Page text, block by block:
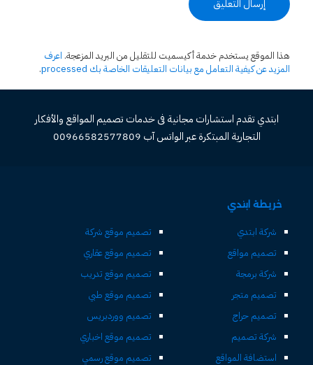
هذا الموقع يستخدم خدمة أكيسميت للتقليل من البريد المزعجة. اعرف
المزيد عن كيفية التعامل مع بيانات التعليقات الخاصة بك processed
.
ابتدي تقدم استشارات مجانية فى خدمات تصميم المواقع والأفكار
التجارية المبتكرة عبر الواتس آب 00966582577809
خريطة ابتدي
شركة ابتدي
تصميم مواقع
شركة برمجة
تصميم متجر
تصميم حراج
شركة تصميم
استضافة المواقع
تصميم موقع شركة
تصميم موقع عقاري
تصميم موقع تدريب
تصميم موقع طبي
تصميم ووردبريس
تصميم موقع اخباري
تصميم موقع رسمي